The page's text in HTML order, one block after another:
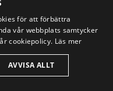
för att förbättra
vår webbplats samtycker
cookiepolicy. Läs mer
AVVISA ALLT